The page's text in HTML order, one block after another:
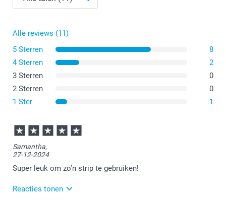
Alle reviews (11)
5 Sterren
8
4 Sterren
2
3 Sterren
0
2 Sterren
0
1 Ster
1
Samantha,
27-12-2024
Super leuk om zo’n strip te gebruiken!
Reacties tonen